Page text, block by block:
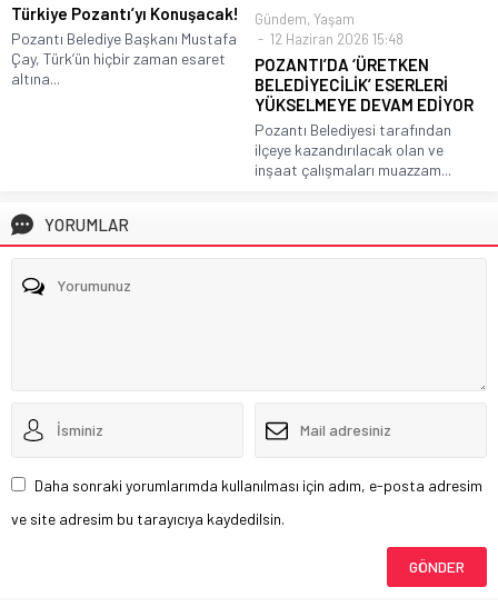
Türkiye Pozantı’yı Konuşacak!
Pozantı Belediye Başkanı Mustafa
Çay, Türk’ün hiçbir zaman esaret
altına...
Gündem, Yaşam
12 Haziran 2026 15:48
POZANTI’DA ‘ÜRETKEN
BELEDİYECİLİK’ ESERLERİ
YÜKSELMEYE DEVAM EDİYOR
Pozantı Belediyesi tarafından
ilçeye kazandırılacak olan ve
inşaat çalışmaları muazzam...
YORUMLAR
Daha sonraki yorumlarımda kullanılması için adım, e-posta adresim
ve site adresim bu tarayıcıya kaydedilsin.